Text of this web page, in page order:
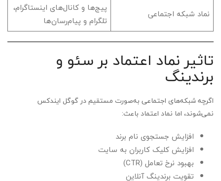
نماد شبکه اجتماعی
پیج‌ها و کانال‌های اینستاگرام،
تلگرام و پیام‌رسان‌ها
تاثیر نماد اعتماد بر سئو و
برندینگ
اگرچه شبکه‌های اجتماعی به‌صورت مستقیم در گوگل ایندکس
نمی‌شوند، اما نماد اعتماد باعث:
افزایش جستجوی نام برند
افزایش کلیک کاربران به سایت
بهبود نرخ تعامل (CTR)
تقویت برندینگ آنلاین